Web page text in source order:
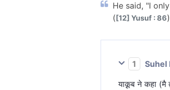
He said, "I
([12] Yusuf : 86)
1
Suhel
याक़ूब ने कहा (मै